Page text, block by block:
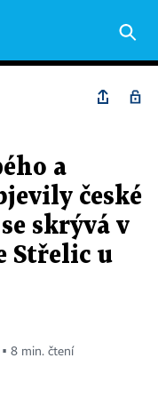
a
české
skrývá v
Střelic u
8 min. čtení